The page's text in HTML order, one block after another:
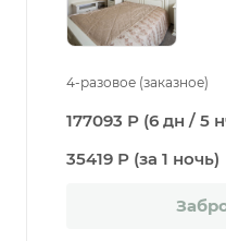
4-разовое (заказное)
177093 Р (6 дн / 5
35419 Р (за 1 ночь)